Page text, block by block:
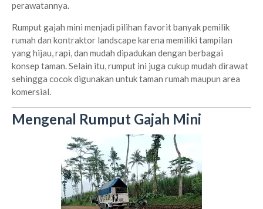
perawatannya.
Rumput gajah mini menjadi pilihan favorit banyak pemilik
rumah dan kontraktor landscape karena memiliki tampilan
yang hijau, rapi, dan mudah dipadukan dengan berbagai
konsep taman. Selain itu, rumput ini juga cukup mudah dirawat
sehingga cocok digunakan untuk taman rumah maupun area
komersial.
Mengenal Rumput Gajah Mini